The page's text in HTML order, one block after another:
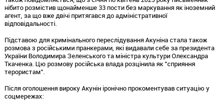
нібито розмістив щонайменше 33 пости без маркування як іноземний
агент, за що вже двічі притягався до адміністративної
відповідальності.
Підставою для кримінального переслідування Акуніна стала також
розмова з російськими пранкерами, які видавали себе за президента
України Володимира Зеленського та міністра культури Олександра
Ткаченка. Цю розмову російська влада розцінила як "сприяння
терористам".
Після оголошення вироку Акунін іронічно прокоментував ситуацію у
соцмережах: